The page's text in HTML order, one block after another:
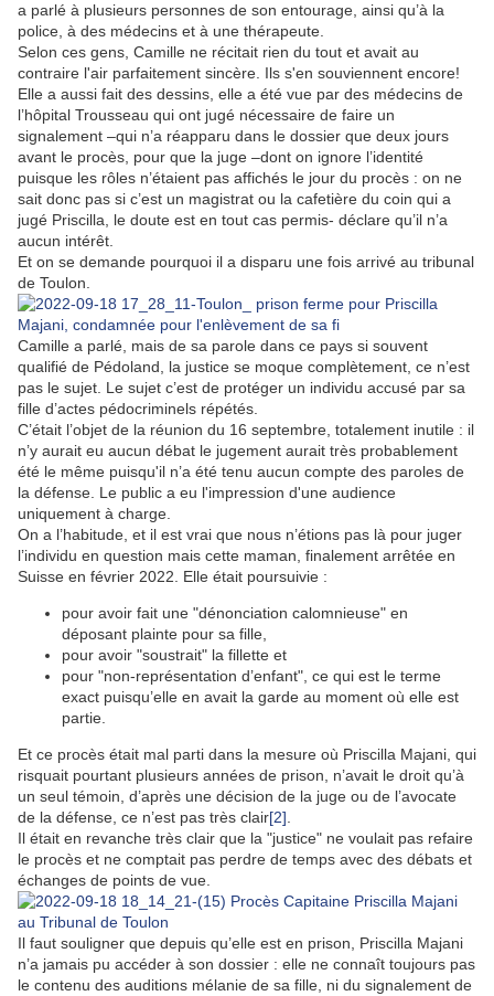
a parlé à plusieurs personnes de son entourage, ainsi qu’à la
police, à des médecins et à une thérapeute.
Selon ces gens, Camille ne récitait rien du tout et avait au
contraire l'air parfaitement sincère. Ils s'en souviennent encore!
Elle a aussi fait des dessins, elle a été vue par des médecins de
l’hôpital Trousseau qui ont jugé nécessaire de faire un
signalement –qui n’a réapparu dans le dossier que deux jours
avant le procès, pour que la juge –dont on ignore l’identité
puisque les rôles n’étaient pas affichés le jour du procès : on ne
sait donc pas si c’est un magistrat ou la cafetière du coin qui a
jugé Priscilla, le doute est en tout cas permis- déclare qu’il n’a
aucun intérêt.
Et on se demande pourquoi il a disparu une fois arrivé au tribunal
de Toulon.
Camille a parlé, mais de sa parole dans ce pays si souvent
qualifié de Pédoland, la justice se moque complètement, ce n’est
pas le sujet. Le sujet c’est de protéger un individu accusé par sa
fille d’actes pédocriminels répétés.
C’était l’objet de la réunion du 16 septembre, totalement inutile : il
n’y aurait eu aucun débat le jugement aurait très probablement
été le même puisqu'il n’a été tenu aucun compte des paroles de
la défense. Le public a eu l'impression d'une audience
uniquement à charge.
On a l’habitude, et il est vrai que nous n’étions pas là pour juger
l’individu en question mais cette maman, finalement arrêtée en
Suisse en février 2022. Elle était poursuivie :
pour avoir fait une "dénonciation calomnieuse" en
déposant plainte pour sa fille,
pour avoir "soustrait" la fillette et
pour "non-représentation d’enfant", ce qui est le terme
exact puisqu’elle en avait la garde au moment où elle est
partie.
Et ce procès était mal parti dans la mesure où Priscilla Majani, qui
risquait pourtant plusieurs années de prison, n’avait le droit qu’à
un seul témoin, d’après une décision de la juge ou de l’avocate
de la défense, ce n’est pas très clair[2]
Il était en revanche très clair que la "justice" ne voulait pas refaire
le procès et ne comptait pas perdre de temps avec des débats et
échanges de points de vue.
Il faut souligner que depuis qu’elle est en prison, Priscilla Majani
n’a jamais pu accéder à son dossier : elle ne connaît toujours pas
le contenu des auditions mélanie de sa fille, ni du signalement de